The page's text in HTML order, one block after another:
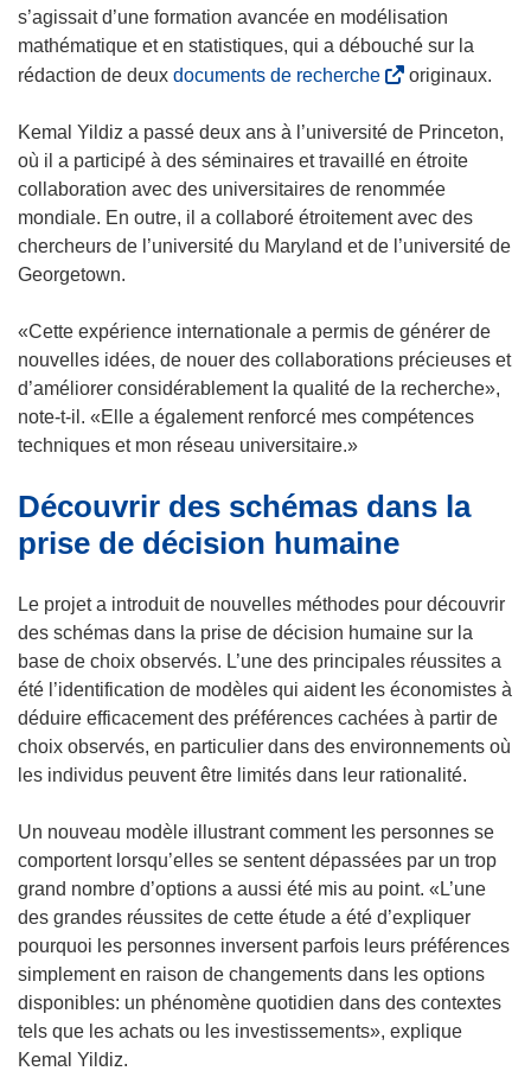
n
s
u
e
n
o
u
v
l
e
f
e
n
e
u
v
r
d
a
n
s
u
n
o
u
v
e
f
n
ê
t
r
e
)
s’agissait d’une formation avancée en modélisation
mathématique et en statistiques, qui a débouché sur la
rédaction de deux documents de recherche(
’
o
u
v
r
a
n
s
u
n
u
e
l
l
e
f
e
n
t
r
e
)
originaux.
Kemal Yildiz a passé deux ans à l’université de Princeton,
où il a participé à des séminaires et travaillé en étroite
collaboration avec des universitaires de renommée
mondiale. En outre, il a collaboré étroitement avec des
chercheurs de l’université du Maryland et de l’université de
Georgetown.
«Cette expérience internationale a permis de générer de
nouvelles idées, de nouer des collaborations précieuses et
d’améliorer considérablement la qualité de la recherche»,
note-t-il. «Elle a également renforcé mes compétences
techniques et mon réseau universitaire.»
Découvrir des schémas dans la
prise de décision humaine
Le projet a introduit de nouvelles méthodes pour découvrir
des schémas dans la prise de décision humaine sur la
base de choix observés. L’une des principales réussites a
été l’identification de modèles qui aident les économistes à
déduire efficacement des préférences cachées à partir de
choix observés, en particulier dans des environnements où
les individus peuvent être limités dans leur rationalité.
Un nouveau modèle illustrant comment les personnes se
comportent lorsqu’elles se sentent dépassées par un trop
grand nombre d’options a aussi été mis au point. «L’une
des grandes réussites de cette étude a été d’expliquer
pourquoi les personnes inversent parfois leurs préférences
simplement en raison de changements dans les options
disponibles: un phénomène quotidien dans des contextes
tels que les achats ou les investissements», explique
Kemal Yildiz.